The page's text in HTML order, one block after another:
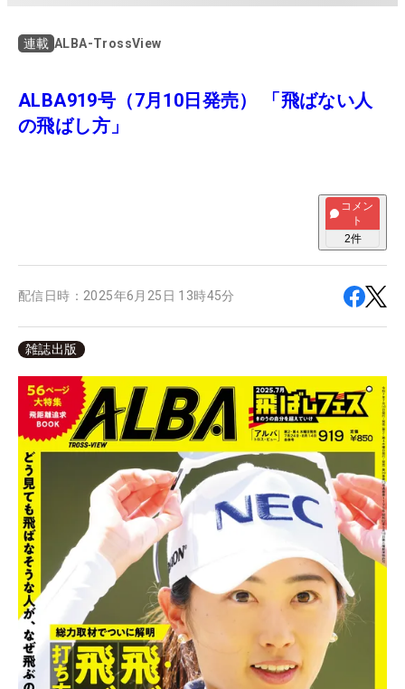
連載 ALBA-TrossView
ALBA919号（7月10日発売） 「飛ばない人
の飛ばし方」
コメン
ト
2件
配信日時： 2025年6月25日 13時45分
雑誌出版